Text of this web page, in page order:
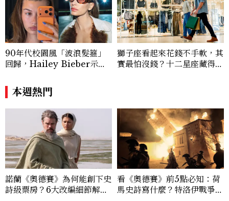
90年代校園風「波浪髮箍」
回歸，Hailey Bieber示範
u髮箍未開賣先爆紅！
獅子座看起來花錢不手軟，其
實最怕沒錢？十二星座藏得最
本週熱門
諾蘭《奧德賽》為何能創下史
詩級票房？6大改編細節解
看《奧德賽》前5點必知：荷
馬史詩寫什麼？特洛伊戰爭真